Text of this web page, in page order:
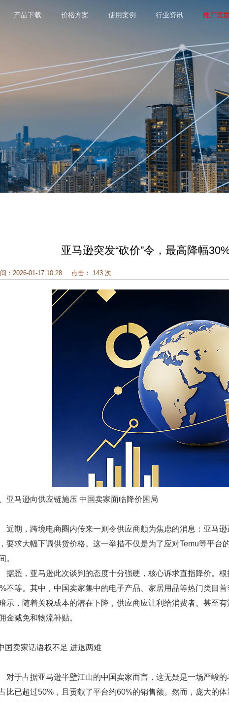
产品下载 价格方案 使用案例 行业资讯 推广奖
亚马逊突发“砍价”令，最高降幅
：2026-01-17 10:28 点击： 143 次
亚马逊向供应链施压 中国卖家面临降价困局
期，跨境电商圈内传来一则令供应商颇为焦虑的消息：亚马逊
要求大幅下调供货价格。这一举措不仅是为了应对Temu等平台
。
悉，亚马逊此次谈判的态度十分强硬，核心诉求直指降价。根
不等。其中，中国卖家集中的电子产品、家居用品等热门类目
示，随着关税成本的潜在下降，供应商应让利给消费者。甚至
金减免和物流补贴。
国卖家话语权不足 进退两难
于占据亚马逊半壁江山的中国卖家而言，这无疑是一场严峻的
比已超过50%，且贡献了平台约60%的销售额。然而，庞大的